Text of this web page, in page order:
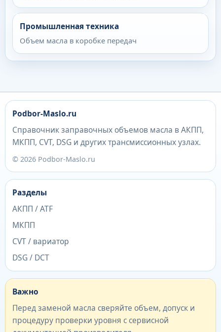
Промышленная техника
Объем масла в коробке передач
Podbor-Maslo.ru
Справочник заправочных объемов масла в АКПП,
МКПП, CVT, DSG и других трансмиссионных узлах.
© 2026 Podbor-Maslo.ru
Разделы
АКПП / ATF
МКПП
CVT / вариатор
DSG / DCT
Важно
Перед заменой масла сверяйте объем, допуск и
процедуру проверки уровня с сервисной